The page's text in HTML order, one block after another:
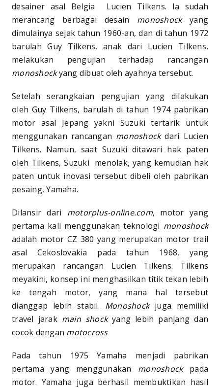
desainer asal Belgia Lucien Tilkens. Ia sudah
merancang berbagai desain monoshock yang
dimulainya sejak tahun 1960-an, dan di tahun 1972
barulah Guy Tilkens, anak dari Lucien Tilkens,
melakukan pengujian terhadap rancangan
monoshockyang dibuat oleh ayahnya tersebut.
Setelah serangkaian pengujian yang dilakukan
oleh Guy Tilkens, barulah di tahun 1974 pabrikan
motor asal Jepang yakni Suzuki tertarik untuk
menggunakan rancangan monoshockdari Lucien
Tilkens. Namun, saat Suzuki ditawari hak paten
oleh Tilkens, Suzuki menolak, yang kemudian hak
paten untuk inovasi tersebut dibeli oleh pabrikan
pesaing, Yamaha.
Dilansir dari motorplus-online.com, motor yang
pertama kali menggunakan teknologi monoshock
adalah motor CZ 380 yang merupakan motor trail
asal Cekoslovakia pada tahun 1968, yang
merupakan rancangan Lucien Tilkens. Tilkens
meyakini, konsep ini menghasilkan titik tekan lebih
ke tengah motor, yang mana hal tersebut
dianggap lebih stabil. Monoshock juga memiliki
travel jarak main shockyang lebih panjang dan
cocok dengan motocross
Pada tahun 1975 Yamaha menjadi pabrikan
pertama yang menggunakan monoshockpada
motor. Yamaha juga berhasil membuktikan hasil